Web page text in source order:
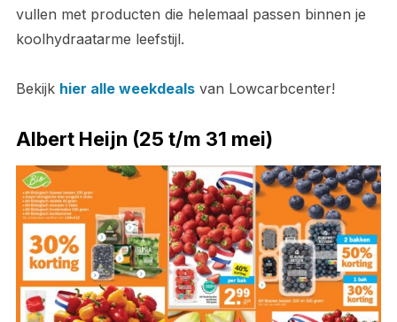
vullen met producten die helemaal passen binnen je
koolhydraatarme leefstijl.
Bekijk hier alle weekdealsvan Lowcarbcenter!
Albert Heijn (25 t/m 31 mei)